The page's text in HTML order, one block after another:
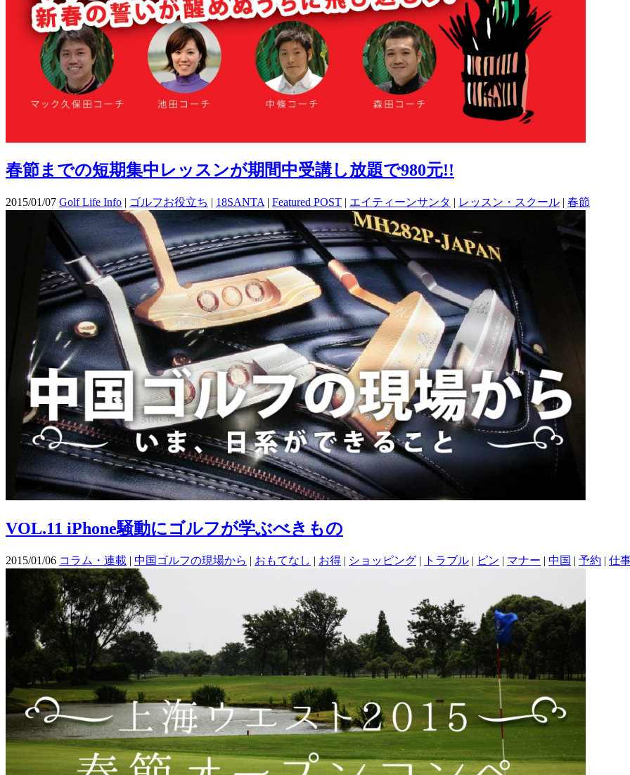
春節までの短期集中レッスンが期間中受講し放題で980元!!
2015/01/07 Golf Life Info | ゴルフお役立ち | 18SANTA | Featured POST | エイティーンサンタ | レッスン・スクール | 春節
VOL.11 iPhone騒動にゴルフが学ぶべきもの
2015/01/06 コラム・連載 | 中国ゴルフの現場から | おもてなし | お得 | ショッピング | トラブル | ピン | マナー | 中国 | 予約 | 仕